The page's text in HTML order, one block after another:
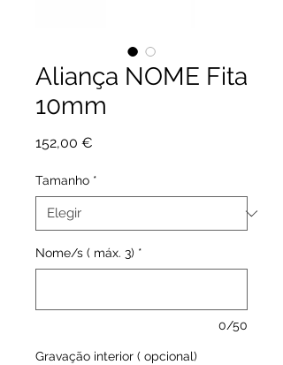
Aliança NOME Fita
10mm
152,00 €
Tamanho *
Nome/s ( máx. 3) *
0/50
Gravação interior ( opcional)